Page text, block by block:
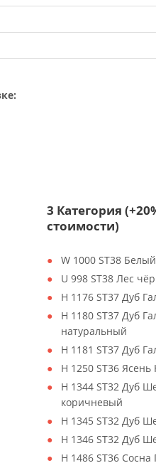
3 Категория
стоимости)
W 1000 ST38
U 998 ST38 Лес
H 1176 ST37 Дуб
H 1180 ST37 Дуб
натуральный
H 1181 ST37 Дуб
H 1250 ST36
H 1344 ST32 Дуб
коричневый
H 1345 ST32 Дуб
H 1346 ST32 Дуб
H 1486 ST36 Сосна